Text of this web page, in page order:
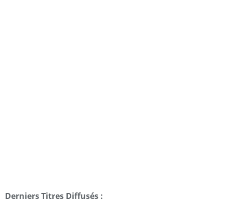
Derniers Titres Diffusés :